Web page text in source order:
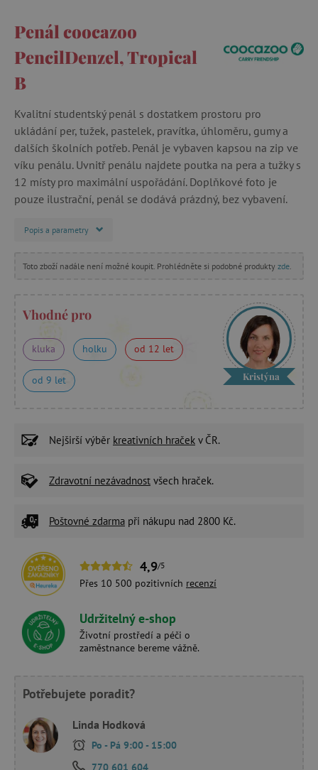
Penál coocazoo
PencilDenzel, Tropical
B
Kvalitní studentský penál s dostatkem prostoru pro
ukládání per, tužek, pastelek, pravítka, úhloměru, gumy a
dalších školních potřeb. Penál je vybaven kapsou na zip ve
víku penálu. Uvnitř penálu najdete poutka na pera a tužky s
12 místy pro maximální uspořádání. Doplňkové foto je
pouze ilustrační, penál se dodává prázdný, bez vybavení.
Popis a parametry
Toto zboží nadále není možné koupit. Prohlédněte si podobné produkty zde
Vhodné pro
kluka holku od 12 let
od 9 let Kristýna
Nejširší výběr kreativních hraček v ČR.
Zdravotní nezávadnost všech hraček.
Poštovné zdarma při nákupu nad 2800 Kč.
4,9/5
Přes 10 500 pozitivních recenzí
Udržitelný e-shop
Životní prostředí a péči o
zaměstnance bereme vážně.
Potřebujete poradit?
Linda Hodková
Po - Pá 9:00 - 15:00
770 601 604